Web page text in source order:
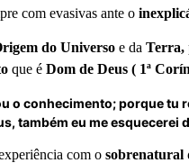
com evasivas ante o
do Universo e da Terra,
que é Dom de Deus ( 1ª
o conhecimento; porque tu
também eu me esquecerei
com o sobrenatural